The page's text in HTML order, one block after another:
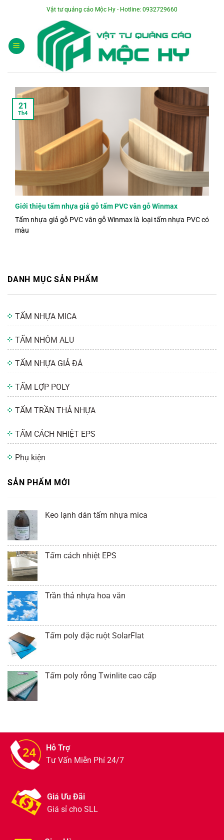
dung
Vật tư quảng cáo Mộc Hy - Hotline: 0932729660
Giới thiệu tấm nhựa giả gỗ tấm PVC vân gỗ Winmax
Tấm nhựa giả gỗ PVC vân gỗ Winmax là loại tấm nhựa PVC có
màu
21
Th4
DANH MỤC SẢN PHẨM
TẤM NHỰA MICA
TẤM NHÔM ALU
TẤM NHỰA GIẢ ĐÁ
TẤM LỢP POLY
TẤM TRẦN THẢ NHỰA
TẤM CÁCH NHIỆT EPS
Phụ kiện
SẢN PHẨM MỚI
Keo lạnh dán tấm nhựa mica
Tấm cách nhiệt EPS
Trần thả nhựa hoa văn
Tấm poly đặc ruột SolarFlat
Tấm poly rỗng Twinlite cao cấp
Hỗ Trợ
Tư Vấn Miễn Phí 24/7
Giá Ưu Đãi
Giá sỉ cho SLL